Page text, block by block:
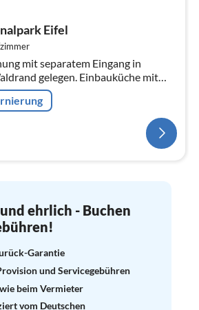
Eifel
mit separatem Eingang in
Einbauküche mit
Backofen und Kühlschrank.
ehrlich - Buchen
Garantie
und Servicegebühren
beim Vermieter
vom Deutschen